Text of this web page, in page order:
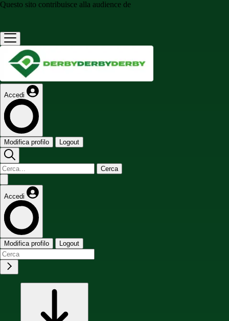
Questo sito contribuisce alla audience de
Accedi
Modifica profilo Logout
Cerca
Accedi
Modifica profilo Logout